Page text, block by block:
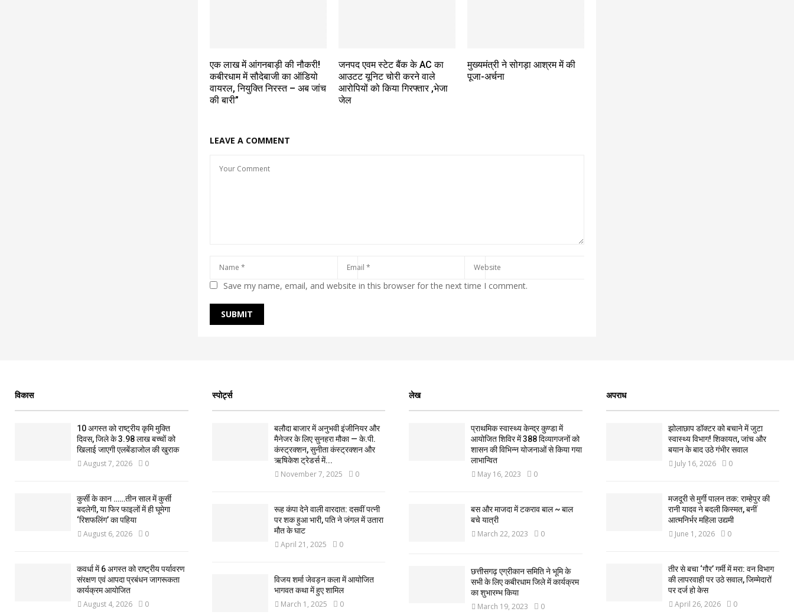
एक लाख में आंगनबाड़ी की नौकरी!
कबीरधाम में सौदेबाजी का ऑडियो
वायरल, नियुक्ति निरस्त – अब जांच
की बारी”
जनपद एवम स्टेट बैंक के AC का
आउटट यूनिट चोरी करने वाले
आरोपियों को किया गिरफ्तार ,भेजा
जेल
मुख्यमंत्री ने सोगड़ा आश्रम में की
पूजा-अर्चना
LEAVE A COMMENT
Save my name, email, and website in this browser for the next time I comment.
विकास
10 अगस्त को राष्ट्रीय कृमि मुक्ति
दिवस, जिले के 3.98 लाख बच्चों को
खिलाई जाएगी एलबेंडाजोल की खुराक
August 7, 2026 0
कुर्सी के कान ……तीन साल में कुर्सी
बदलेगी, या फिर फाइलों में ही घूमेगा
‘रिशफलिंग’ का पहिया
August 6, 2026 0
कवर्धा में 6 अगस्त को राष्ट्रीय पर्यावरण
संरक्षण एवं आपदा प्रबंधन जागरूकता
कार्यक्रम आयोजित
August 4, 2026 0
स्पोर्ट्स
बलौदा बाजार में अनुभवी इंजीनियर और
मैनेजर के लिए सुनहरा मौका — के.पी.
कंस्ट्रक्शन, सुनीता कंस्ट्रक्शन और
ऋषिकेश ट्रेडर्स में...
November 7, 2025 0
रूह कंपा देने वाली वारदात: दसवीं पत्नी
पर शक हुआ भारी, पति ने जंगल में उतारा
मौत के घाट
April 21, 2025 0
विजय शर्मा जेवड़न कला में आयोजित
भागवत कथा में हुए शामिल
March 1, 2025 0
लेख
प्राथमिक स्वास्थ्य केन्द्र कुण्डा में
आयोजित शिविर में 388 दिव्यागजनों को
शासन की विभिन्न योजनाओं से किया गया
लाभान्वित
May 16, 2023 0
बस और माजदा में टकराव बाल ~ बाल
बचे यात्री
March 22, 2023 0
छत्तीसगढ़ एग्रीकान समिति ने भूमि के
सभी के लिए कबीरधाम जिले में कार्यक्रम
का शुभारम्भ किया
March 19, 2023 0
अपराध
झोलाछाप डॉक्टर को बचाने में जुटा
स्वास्थ्य विभाग! शिकायत, जांच और
बयान के बाद उठे गंभीर सवाल
July 16, 2026 0
मजदूरी से मुर्गी पालन तक: राम्हेपुर की
रानी यादव ने बदली किस्मत, बनीं
आत्मनिर्भर महिला उद्यमी
June 1, 2026 0
तीर से बचा ‘गौर’ गर्मी में मरा: वन विभाग
की लापरवाही पर उठे सवाल, जिम्मेदारों
पर दर्ज हो केस
April 26, 2026 0